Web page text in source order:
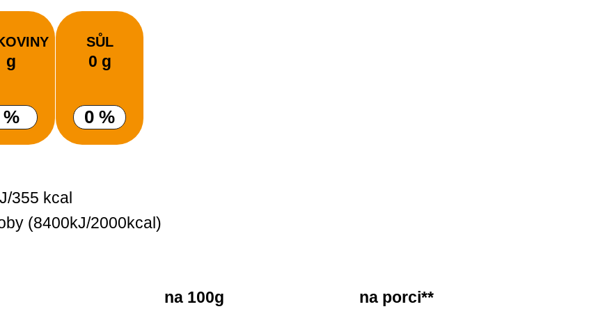
g
%
SŮL
0 g
0 %
355 kcal
(8400kJ/2000kcal)
na 100g
na porci**